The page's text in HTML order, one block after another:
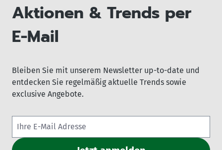
Aktionen & Trends per
E-Mail
Bleiben Sie mit unserem Newsletter up-to-date und
entdecken Sie regelmäßig aktuelle Trends sowie
exclusive Angebote.